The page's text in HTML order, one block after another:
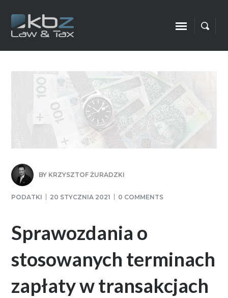
BY KRZYSZTOF ŻURADZKI
PODATKI 20 STYCZNIA 2021 0 COMMENTS
Sprawozdania o
stosowanych terminach
zapłaty w transakcjach